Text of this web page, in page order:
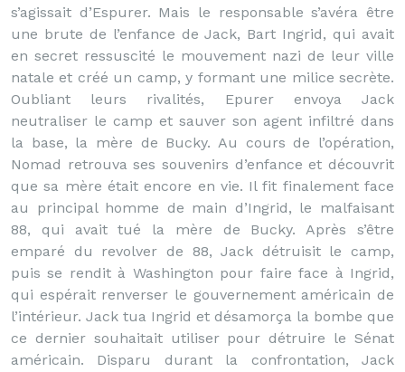
s’agissait d’Espurer. Mais le responsable s’avéra être
une brute de l’enfance de Jack, Bart Ingrid, qui avait
en secret ressuscité le mouvement nazi de leur ville
natale et créé un camp, y formant une milice secrète.
Oubliant leurs rivalités, Epurer envoya Jack
neutraliser le camp et sauver son agent infiltré dans
la base, la mère de Bucky. Au cours de l’opération,
Nomad retrouva ses souvenirs d’enfance et découvrit
que sa mère était encore en vie. Il fit finalement face
au principal homme de main d’Ingrid, le malfaisant
88, qui avait tué la mère de Bucky. Après s’être
emparé du revolver de 88, Jack détruisit le camp,
puis se rendit à Washington pour faire face à Ingrid,
qui espérait renverser le gouvernement américain de
l’intérieur. Jack tua Ingrid et désamorça la bombe que
ce dernier souhaitait utiliser pour détruire le Sénat
américain. Disparu durant la confrontation, Jack